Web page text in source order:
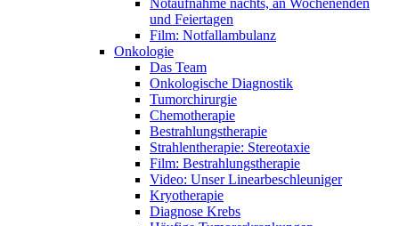
Notaufnahme nachts, an Wochenenden
und Feiertagen
Film: Notfallambulanz
Onkologie
Das Team
Onkologische Diagnostik
Tumorchirurgie
Chemotherapie
Bestrahlungstherapie
Strahlentherapie: Stereotaxie
Film: Bestrahlungstherapie
Video: Unser Linearbeschleuniger
Kryotherapie
Diagnose Krebs